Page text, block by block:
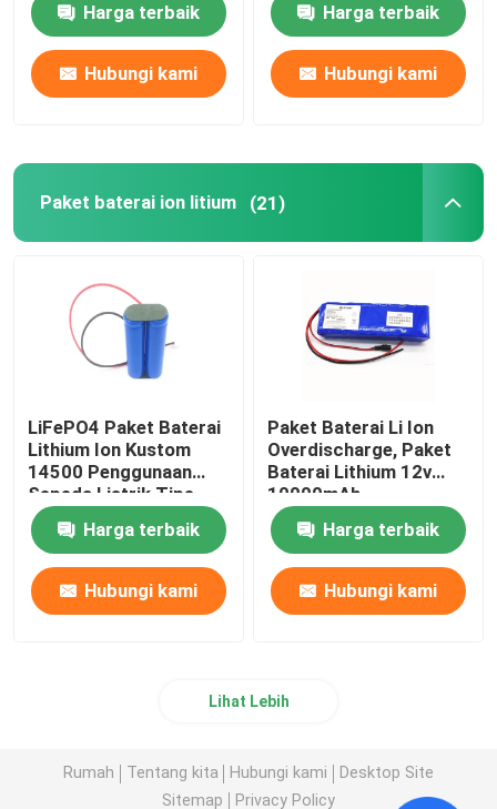
Harga terbaik
Hubungi kami
Harga terbaik
Hubungi kami
Paket baterai ion litium (21)
LiFePO4 Paket Baterai
Lithium Ion Kustom
14500 Penggunaan
Sepeda Listrik Tipe
Bank
Harga terbaik
Hubungi kami
Paket Baterai Li Ion
Overdischarge, Paket
Baterai Lithium 12v
10000mAh
Harga terbaik
Hubungi kami
Lihat Lebih
Rumah Tentang kita Hubungi kami
Desktop Site
Sitemap
Privacy Policy